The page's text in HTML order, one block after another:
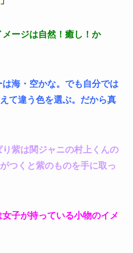
メージは自然！癒し！か
は海・空かな。でも自分では
て違う色を選ぶ。だから真
り紫は関ジャニの村上くんの
つくと紫のものを手に取っ
女子が持っている小物のイメ